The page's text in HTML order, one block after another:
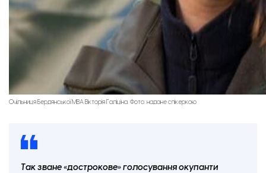
Очільниця Бердянської МВА Вікторія Галіціна. Фото: надане спікеркою
Так зване «дострокове» голосування окупанти